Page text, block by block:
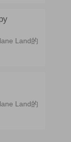
Land的
Land的